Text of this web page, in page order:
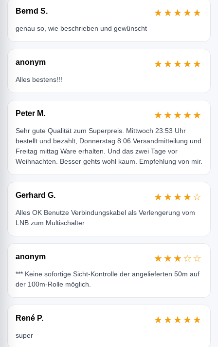
Bernd S. ★★★★★
genau so, wie beschrieben und gewünscht
anonym ★★★★★
Alles bestens!!!
Peter M. ★★★★★
Sehr gute Qualität zum Superpreis. Mittwoch 23:53 Uhr
bestellt und bezahlt, Donnerstag 8:06 Versandmitteilung und
Freitag mittag Ware erhalten. Und das zwei Tage vor
Weihnachten. Besser gehts wohl kaum. Empfehlung von mir.
Gerhard G. ★★★★☆
Alles OK Benutze Verbindungskabel als Verlengerung vom
LNB zum Multischalter
anonym ★★★☆☆
*** Keine sofortige Sicht-Kontrolle der angelieferten 50m auf
der 100m-Rolle möglich.
René P. ★★★★★
super